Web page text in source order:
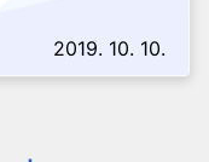
2019. 10. 10.